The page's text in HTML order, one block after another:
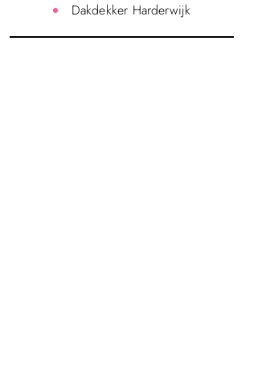
Dakdekker Harderwijk